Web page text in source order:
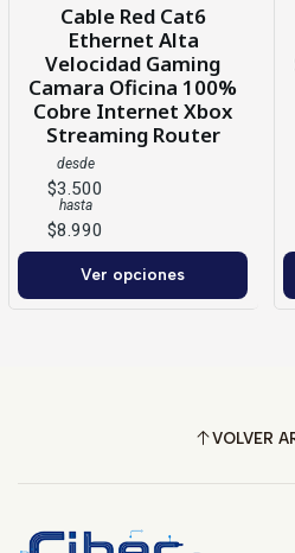
Cable Red Cat6
Ethernet Alta
Velocidad Gaming
Camara Oficina 100%
Cobre Internet Xbox
Streaming Router
desde
$3.500
hasta
$8.990
Ver opciones
VOLVER